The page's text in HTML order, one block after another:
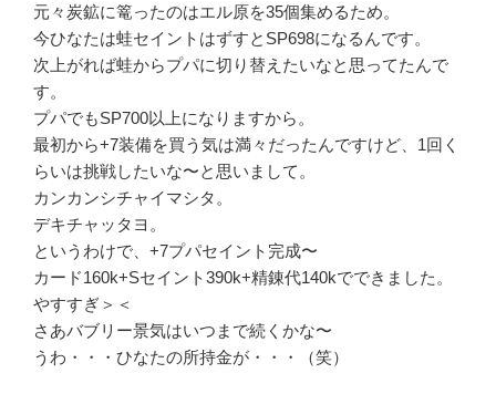
元々炭鉱に篭ったのはエル原を35個集めるため。
今ひなたは蛙セイントはずすとSP698になるんです。
次上がれば蛙からプパに切り替えたいなと思ってたんで
す。
プパでもSP700以上になりますから。
最初から+7装備を買う気は満々だったんですけど、1回く
らいは挑戦したいな〜と思いまして。
カンカンシチャイマシタ。
デキチャッタヨ。
というわけで、+7プパセイント完成〜
カード160k+Sセイント390k+精錬代140kでできました。
やすすぎ＞＜
さあバブリー景気はいつまで続くかな〜
うわ・・・ひなたの所持金が・・・（笑）